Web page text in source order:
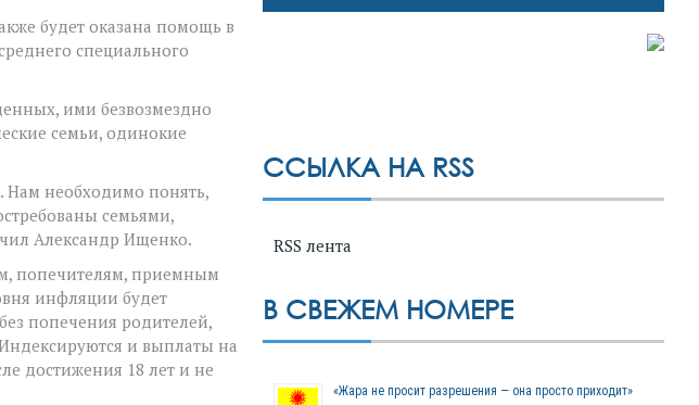
будет оказана помощь в
специального
ими безвозмездно
семьи, одинокие
Нам необходимо понять,
семьями,
Александр Ищенко.
попечителям, приемным
инфляции будет
попечения родителей,
и выплаты на
достижения 18 лет и не
ССЫЛКА НА RSS
RSS лента
В СВЕЖЕМ НОМЕРЕ
«Жара не просит разрешения — она просто приходит»